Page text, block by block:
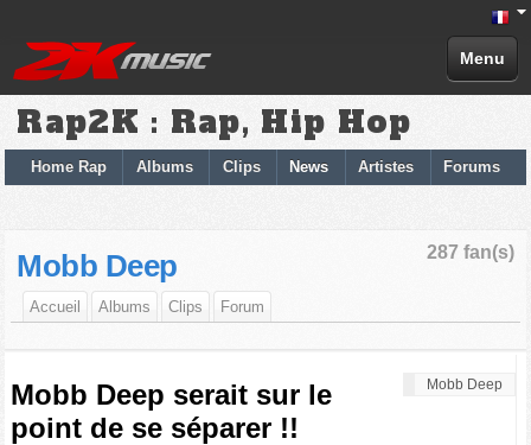
Menu
Rap2K : Rap, Hip Hop
Home Rap Albums Clips News Artistes Forums
287 fan(s)
Mobb Deep
Accueil Albums Clips Forum
Mobb Deep
Mobb Deep serait sur le
point de se séparer !!